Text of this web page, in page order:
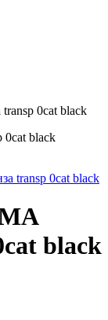
0cat black
0cat black
black